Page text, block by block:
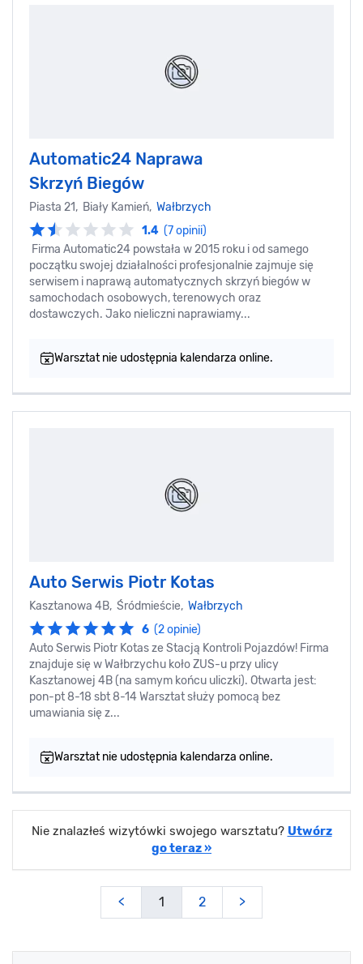
Automatic24 Naprawa
Skrzyń Biegów
Piasta 21, Biały Kamień, Wałbrzych
1.4 (7 opinii)
Firma Automatic24 powstała w 2015 roku i od samego
początku swojej działalności profesjonalnie zajmuje się
serwisem i naprawą automatycznych skrzyń biegów w
samochodach osobowych, terenowych oraz
dostawczych. Jako nieliczni naprawiamy...
Warsztat nie udostępnia kalendarza online.
Auto Serwis Piotr Kotas
Kasztanowa 4B, Śródmieście, Wałbrzych
6 (2 opinie)
Auto Serwis Piotr Kotas ze Stacją Kontroli Pojazdów! Firma
znajduje się w Wałbrzychu koło ZUS-u przy ulicy
Kasztanowej 4B (na samym końcu uliczki). Otwarta jest:
pon-pt 8-18 sbt 8-14 Warsztat służy pomocą bez
umawiania się z...
Warsztat nie udostępnia kalendarza online.
Nie znalazłeś wizytówki swojego warsztatu? Utwórz
go teraz »
< 1 2 >